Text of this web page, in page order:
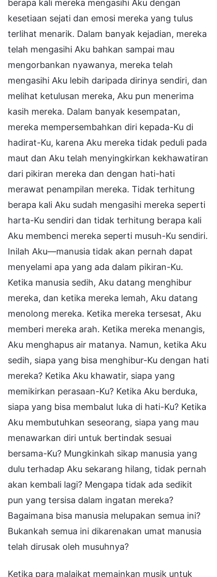
berapa kali mereka mengasihi Aku dengan
kesetiaan sejati dan emosi mereka yang tulus
terlihat menarik. Dalam banyak kejadian, mereka
telah mengasihi Aku bahkan sampai mau
mengorbankan nyawanya, mereka telah
mengasihi Aku lebih daripada dirinya sendiri, dan
melihat ketulusan mereka, Aku pun menerima
kasih mereka. Dalam banyak kesempatan,
mereka mempersembahkan diri kepada-Ku di
hadirat-Ku, karena Aku mereka tidak peduli pada
maut dan Aku telah menyingkirkan kekhawatiran
dari pikiran mereka dan dengan hati-hati
merawat penampilan mereka. Tidak terhitung
berapa kali Aku sudah mengasihi mereka seperti
harta-Ku sendiri dan tidak terhitung berapa kali
Aku membenci mereka seperti musuh-Ku sendiri.
Inilah Aku—manusia tidak akan pernah dapat
menyelami apa yang ada dalam pikiran-Ku.
Ketika manusia sedih, Aku datang menghibur
mereka, dan ketika mereka lemah, Aku datang
menolong mereka. Ketika mereka tersesat, Aku
memberi mereka arah. Ketika mereka menangis,
Aku menghapus air matanya. Namun, ketika Aku
sedih, siapa yang bisa menghibur-Ku dengan hati
mereka? Ketika Aku khawatir, siapa yang
memikirkan perasaan-Ku? Ketika Aku berduka,
siapa yang bisa membalut luka di hati-Ku? Ketika
Aku membutuhkan seseorang, siapa yang mau
menawarkan diri untuk bertindak sesuai
bersama-Ku? Mungkinkah sikap manusia yang
dulu terhadap Aku sekarang hilang, tidak pernah
akan kembali lagi? Mengapa tidak ada sedikit
pun yang tersisa dalam ingatan mereka?
Bagaimana bisa manusia melupakan semua ini?
Bukankah semua ini dikarenakan umat manusia
telah dirusak oleh musuhnya?
Ketika para malaikat memainkan musik untuk